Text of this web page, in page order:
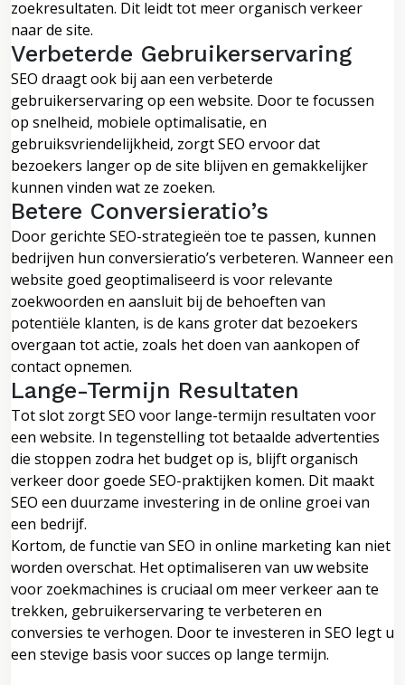
zoekresultaten. Dit leidt tot meer organisch verkeer
naar de site.
Verbeterde Gebruikerservaring
SEO draagt ook bij aan een verbeterde
gebruikerservaring op een website. Door te focussen
op snelheid, mobiele optimalisatie, en
gebruiksvriendelijkheid, zorgt SEO ervoor dat
bezoekers langer op de site blijven en gemakkelijker
kunnen vinden wat ze zoeken.
Betere Conversieratio’s
Door gerichte SEO-strategieën toe te passen, kunnen
bedrijven hun conversieratio’s verbeteren. Wanneer een
website goed geoptimaliseerd is voor relevante
zoekwoorden en aansluit bij de behoeften van
potentiële klanten, is de kans groter dat bezoekers
overgaan tot actie, zoals het doen van aankopen of
contact opnemen.
Lange-Termijn Resultaten
Tot slot zorgt SEO voor lange-termijn resultaten voor
een website. In tegenstelling tot betaalde advertenties
die stoppen zodra het budget op is, blijft organisch
verkeer door goede SEO-praktijken komen. Dit maakt
SEO een duurzame investering in de online groei van
een bedrijf.
Kortom, de functie van SEO in online marketing kan niet
worden overschat. Het optimaliseren van uw website
voor zoekmachines is cruciaal om meer verkeer aan te
trekken, gebruikerservaring te verbeteren en
conversies te verhogen. Door te investeren in SEO legt u
een stevige basis voor succes op lange termijn.